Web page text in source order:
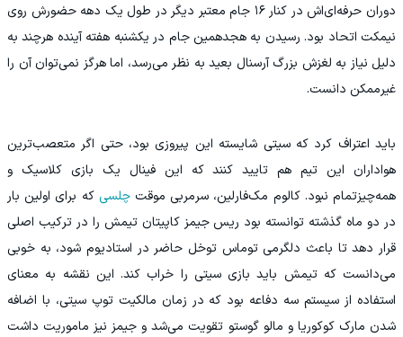
دوران حرفه‌ای‌اش در کنار ۱۶ جام معتبر دیگر در طول یک دهه حضورش روی
نیمکت اتحاد بود. رسیدن به هجدهمین جام در یکشنبه هفته آینده هرچند به
دلیل نیاز به لغزش بزرگ آرسنال بعید به نظر می‌رسد، اما هرگز نمی‌توان آن را
غیرممکن دانست.
باید اعتراف کرد که سیتی شایسته این پیروزی بود، حتی اگر متعصب‌ترین
هواداران این تیم هم تایید کنند که این فینال یک بازی کلاسیک و
همه‌چیزتمام نبود. کالوم مک‌فارلین، سرمربی موقتچلسی که برای اولین بار
در دو ماه گذشته توانسته بود ریس جیمز کاپیتان تیمش را در ترکیب اصلی
قرار دهد تا باعث دلگرمی توماس توخل حاضر در استادیوم شود، به خوبی
می‌دانست که تیمش باید بازی سیتی را خراب کند. این نقشه به معنای
استفاده از سیستم سه دفاعه بود که در زمان مالکیت توپ سیتی، با اضافه
شدن مارک کوکوریا و مالو گوستو تقویت می‌شد و جیمز نیز ماموریت داشت